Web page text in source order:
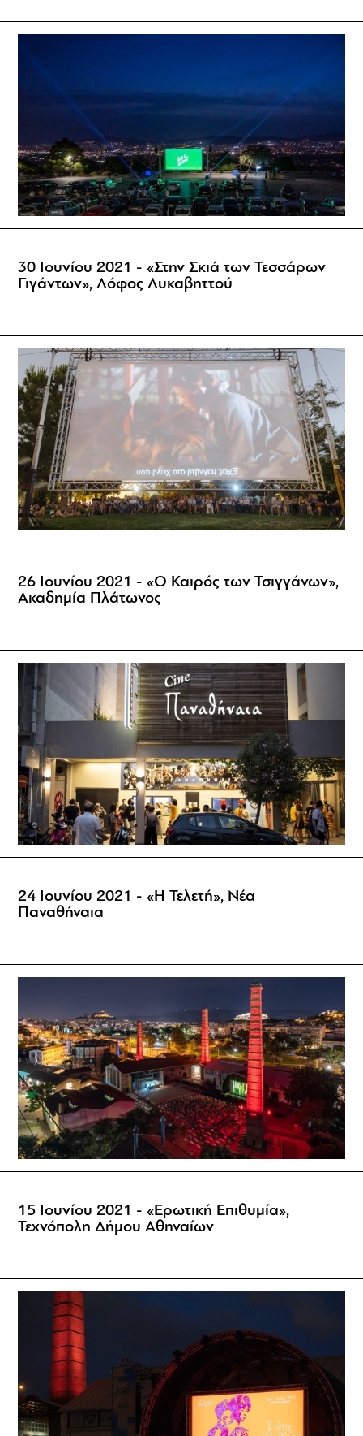
30 Ιουνίου 2021 - «Στην Σκιά των Τεσσάρων
Γιγάντων», Λόφος Λυκαβηττού
26 Ιουνίου 2021 - «Ο Καιρός των Τσιγγάνων»,
Ακαδημία Πλάτωνος
24 Ιουνίου 2021 - «Η Τελετή», Νέα
Παναθήναια
15 Ιουνίου 2021 - «Ερωτική Επιθυμία»,
Τεχνόπολη Δήμου Αθηναίων